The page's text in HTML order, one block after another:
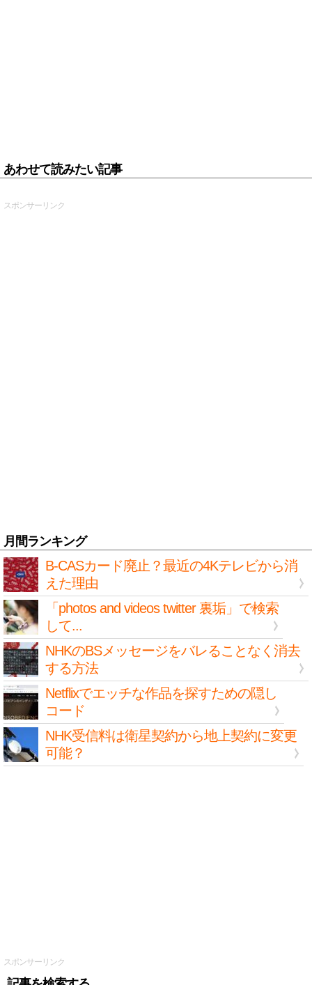
あわせて読みたい記事
スポンサーリンク
月間ランキング
B-CASカード廃止？最近の4Kテレビから消
えた理由
「photos and videos twitter 裏垢」で検索
して...
NHKのBSメッセージをバレることなく消去
する方法
Netflixでエッチな作品を探すための隠し
コード
NHK受信料は衛星契約から地上契約に変更
可能？
スポンサーリンク